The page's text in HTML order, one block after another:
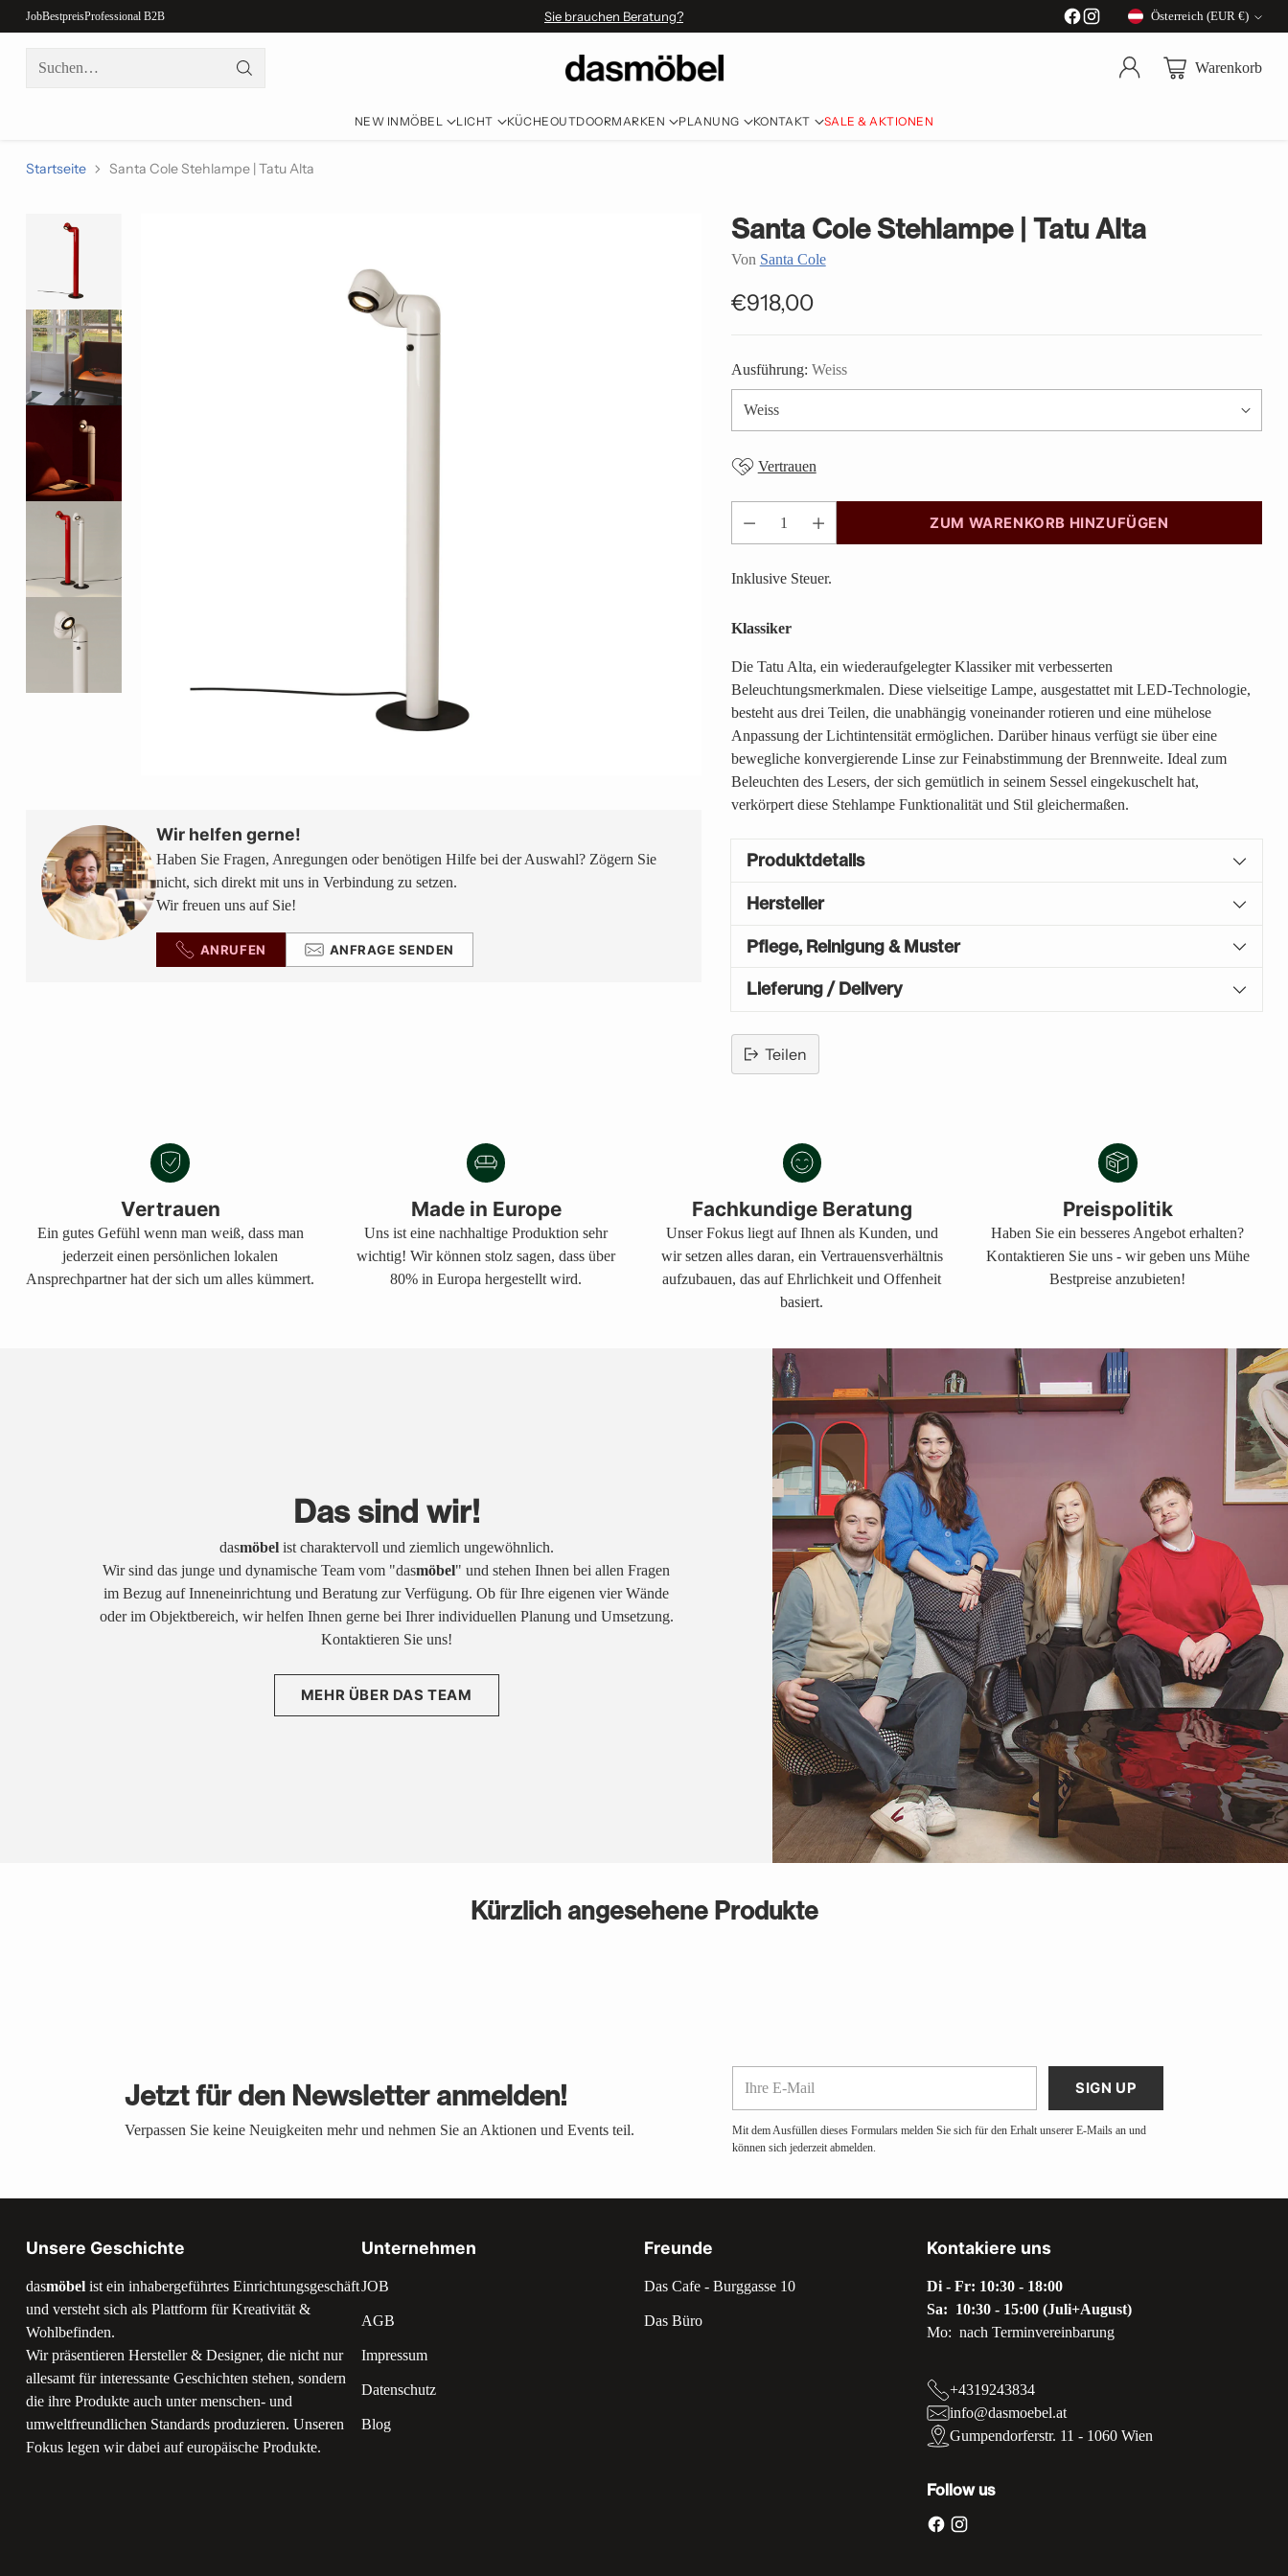
JobBestpreisProfessional B2B Sie brauchen Beratung?
Währung
Österreich (EUR €)
Suchen… Warenkorb
NEW IN MÖBEL LICHT KÜCHEOUTDOORMARKEN PLANUNG KONTAKT SALE & AKTIONEN
Startseite Santa Cole Stehlampe | Tatu Alta
Wir helfen gerne!
Haben Sie Fragen, Anregungen oder benötigen Hilfe bei der Auswahl? Zögern Sie
nicht, sich direkt mit uns in Verbindung zu setzen.
Wir freuen uns auf Sie!
ANRUFEN ANFRAGE SENDEN
Santa Cole Stehlampe | Tatu Alta
Von Santa Cole
Normaler
€918,00
Ausführung: Weiss
Vertrauen
Anzahl
ZUM WARENKORB HINZUFÜGEN
Inklusive Steuer.
Klassiker
Die Tatu Alta, ein wiederaufgelegter Klassiker mit verbesserten
Beleuchtungsmerkmalen. Diese vielseitige Lampe, ausgestattet mit LED-Technologie,
besteht aus drei Teilen, die unabhängig voneinander rotieren und eine mühelose
Anpassung der Lichtintensität ermöglichen. Darüber hinaus verfügt sie über eine
bewegliche konvergierende Linse zur Feinabstimmung der Brennweite. Ideal zum
Beleuchten des Lesers, der sich gemütlich in seinem Sessel eingekuschelt hat,
verkörpert diese Stehlampe Funktionalität und Stil gleichermaßen.
Produktdetails
Hersteller
Pflege, Reinigung & Muster
Lieferung / Delivery
Teilen
Warenkorb
Vertrauen
Ein gutes Gefühl wenn man weiß, dass man
jederzeit einen persönlichen lokalen
Ansprechpartner hat der sich um alles kümmert.
Made in Europe
Uns ist eine nachhaltige Produktion sehr
wichtig! Wir können stolz sagen, dass über
80% in Europa hergestellt wird.
Fachkundige Beratung
Unser Fokus liegt auf Ihnen als Kunden, und
wir setzen alles daran, ein Vertrauensverhältnis
aufzubauen, das auf Ehrlichkeit und Offenheit
basiert.
Preispolitik
Haben Sie ein besseres Angebot erhalten?
Kontaktieren Sie uns - wir geben uns Mühe
Bestpreise anzubieten!
Das sind wir!
dasmöbelist charaktervoll und ziemlich ungewöhnlich.
Wir sind das junge und dynamische Team vom "dasmöbel" und stehen Ihnen bei allen Fragen
im Bezug auf Inneneinrichtung und Beratung zur Verfügung. Ob für Ihre eigenen vier Wände
oder im Objektbereich, wir helfen Ihnen gerne bei Ihrer individuellen Planung und Umsetzung.
Kontaktieren Sie uns!
MEHR ÜBER DAS TEAM
Kürzlich angesehene Produkte
Jetzt für den Newsletter anmelden!
Verpassen Sie keine Neuigkeiten mehr und nehmen Sie an Aktionen und Events teil.
Mail
SIGN UP
Mit dem Ausfüllen dieses Formulars melden Sie sich für den Erhalt unserer E-Mails an und
können sich jederzeit abmelden.
Unsere Geschichte
dasmöbel ist ein inhabergeführtes Einrichtungsgeschäft
und versteht sich als Plattform für Kreativität &
Wohlbefinden.
Wir präsentieren Hersteller & Designer, die nicht nur
allesamt für interessante Geschichten stehen, sondern
die ihre Produkte auch unter menschen- und
umweltfreundlichen Standards produzieren. Unseren
Fokus legen wir dabei auf europäische Produkte.
Unternehmen
JOB
AGB
Impressum
Datenschutz
Blog
Freunde
Das Cafe - Burggasse 10
Das Büro
Kontakiere uns
Di - Fr: 10:30 - 18:00
Sa: 10:30 - 15:00 (Juli+August)
Mo: nach Terminvereinbarung
+4319243834
info@dasmoebel.at
Gumpendorferstr. 11 - 1060 Wien
Follow us